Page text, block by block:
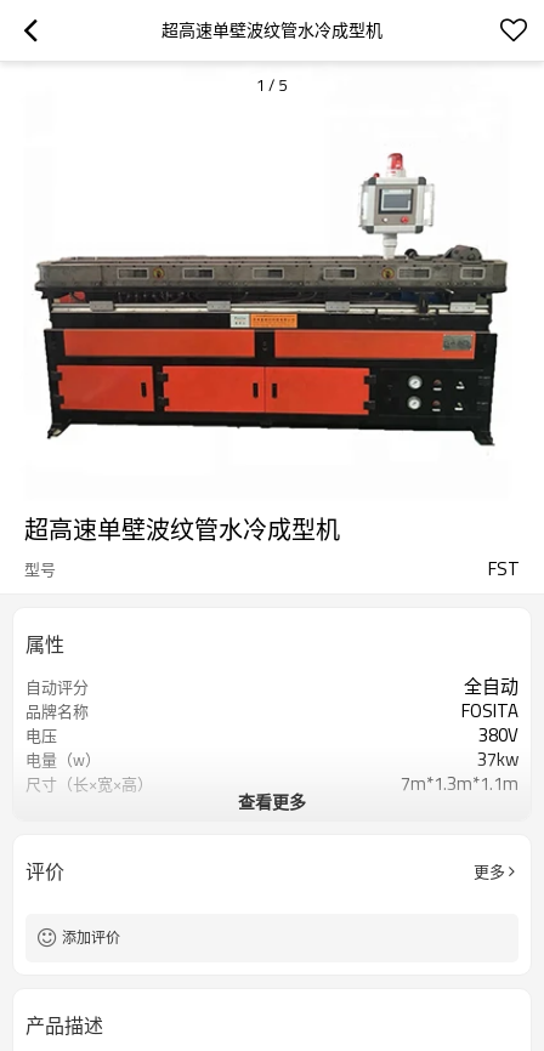
超高速单壁波纹管水冷成型机
1 / 5
超高速单壁波纹管水冷成型机
型号 FST
属性
自动评分 全自动
品牌名称 FOSITA
电压 380V
电量（w） 37kw
尺寸（长×宽×高） 7m*1.3m*1.1m
主单元
管径 8-63mm
查看更多
评价 更多
添加评价
产品描述